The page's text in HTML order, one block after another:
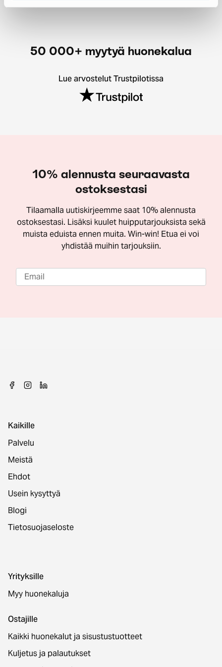
50 000+ myytyä huonekalua
Lue arvostelut Trustpilotissa
10% alennusta seuraavasta
ostoksestasi
Tilaamalla uutiskirjeemme saat 10% alennusta
ostoksestasi. Lisäksi kuulet huipputarjouksista sekä
muista eduista ennen muita. Win-win! Etua ei voi
yhdistää muihin tarjouksiin.
Kaikille
Palvelu
Meistä
Ehdot
Usein kysyttyä
Blogi
Tietosuojaseloste
Yrityksille
Myy huonekaluja
Ostajille
Kaikki huonekalut ja sisustustuotteet
Kuljetus ja palautukset